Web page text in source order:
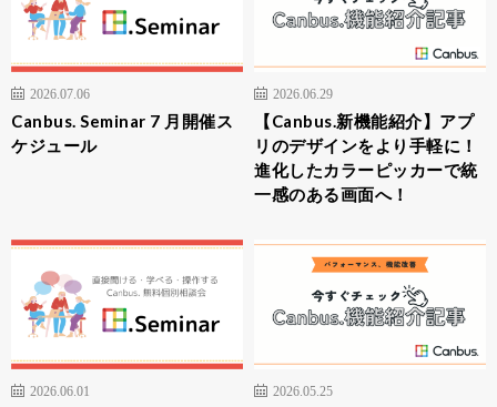
2026.07.06
Canbus. Seminar 7 月開催ス
ケジュール
2026.06.29
【Canbus.新機能紹介】アプ
リのデザインをより手軽に！
進化したカラーピッカーで統
一感のある画面へ！
2026.06.01 2026.05.25